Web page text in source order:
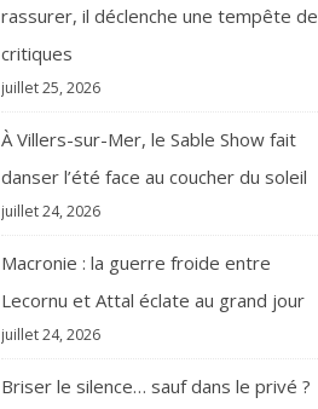
rassurer, il déclenche une tempête de
critiques
juillet 25, 2026
À Villers-sur-Mer, le Sable Show fait
danser l’été face au coucher du soleil
juillet 24, 2026
Macronie : la guerre froide entre
Lecornu et Attal éclate au grand jour
juillet 24, 2026
Briser le silence… sauf dans le privé ?